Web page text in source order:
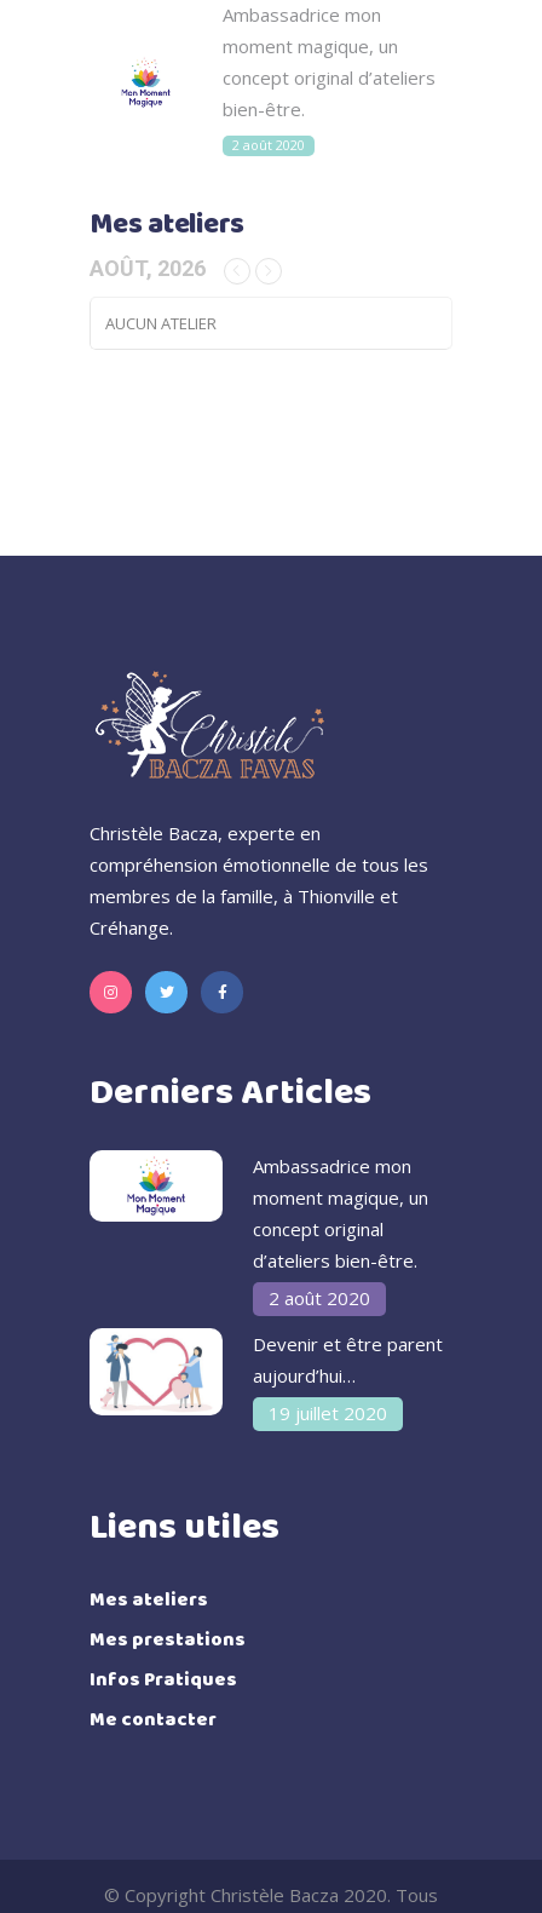
Ambassadrice mon
moment magique, un
concept original d’ateliers
bien-être.
2 août 2020
Mes ateliers
AOÛT, 2026
AUCUN ATELIER
Christèle Bacza, experte en
compréhension émotionnelle de tous les
membres de la famille, à Thionville et
Créhange.
Derniers Articles
Ambassadrice mon
moment magique, un
concept original
d’ateliers bien-être.
2 août 2020
Devenir et être parent
aujourd’hui…
19 juillet 2020
Liens utiles
Mes ateliers
Mes prestations
Infos Pratiques
Me contacter
© Copyright Christèle Bacza 2020. Tous